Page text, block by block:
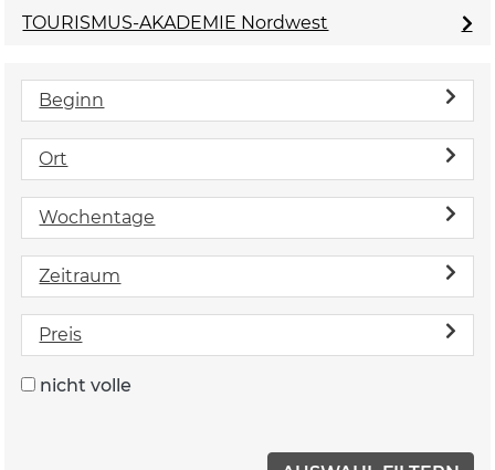
TOURISMUS-AKADEMIE Nordwest
Beginn
Ort
Wochentage
Zeitraum
Preis
nicht volle